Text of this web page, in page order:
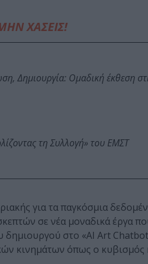
ΧΑΣΕΙΣ!
Δημιουργία: Ομαδική έκθεση
τη Συλλογή» του ΕΜΣΤ
για τα παγκόσμια
σε νέα μοναδικά έργα
στο «AI Art
κινημάτων όπως ο κυβισμός